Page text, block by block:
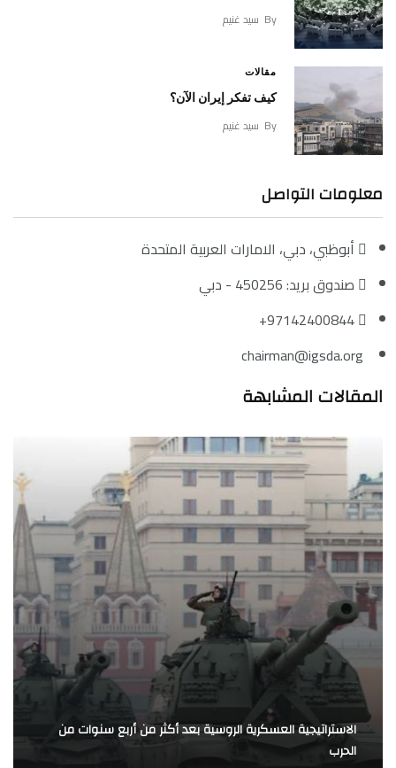
By سيد غنيم
مقالات
كيف تفكر إيران الآن؟
By سيد غنيم
معلومات التواصل
أبوظبي، دبي، الامارات العربية المتحدة
صندوق بريد: 450256 - دبي
97142400844+
chairman@igsda.org
المقالات المشابهة
الاستراتيجية العسكرية الروسية بعد أكثر من أربع سنوات من
الحرب